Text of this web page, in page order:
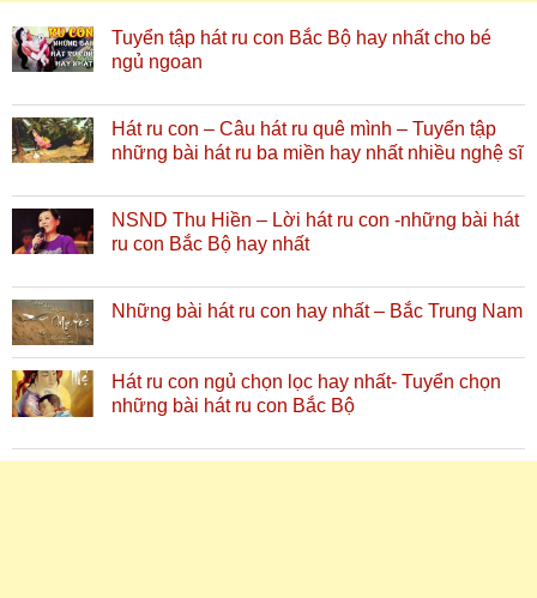
Tuyển tập hát ru con Bắc Bộ hay nhất cho bé
ngủ ngoan
Hát ru con – Câu hát ru quê mình – Tuyển tập
những bài hát ru ba miền hay nhất nhiều nghệ sĩ
NSND Thu Hiền – Lời hát ru con -những bài hát
ru con Bắc Bộ hay nhất
Những bài hát ru con hay nhất – Bắc Trung Nam
Hát ru con ngủ chọn lọc hay nhất- Tuyển chọn
những bài hát ru con Bắc Bộ